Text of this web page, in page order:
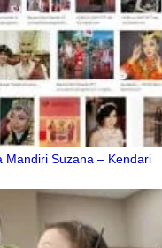
Mandiri Suzana – Kendari